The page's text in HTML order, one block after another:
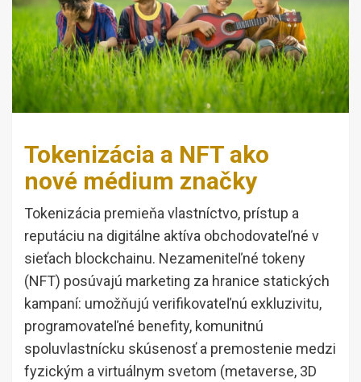
Tokenizácia a NFT ako
nové médium značky
Tokenizácia premieňa vlastníctvo, prístup a
reputáciu na digitálne aktíva obchodovateľné v
sieťach blockchainu. Nezameniteľné tokeny
(NFT) posúvajú marketing za hranice statických
kampaní: umožňujú verifikovateľnú exkluzivitu,
programovateľné benefity, komunitnú
spoluvlastnícku skúsenosť a premostenie medzi
fyzickým a virtuálnym svetom (metaverse, 3D